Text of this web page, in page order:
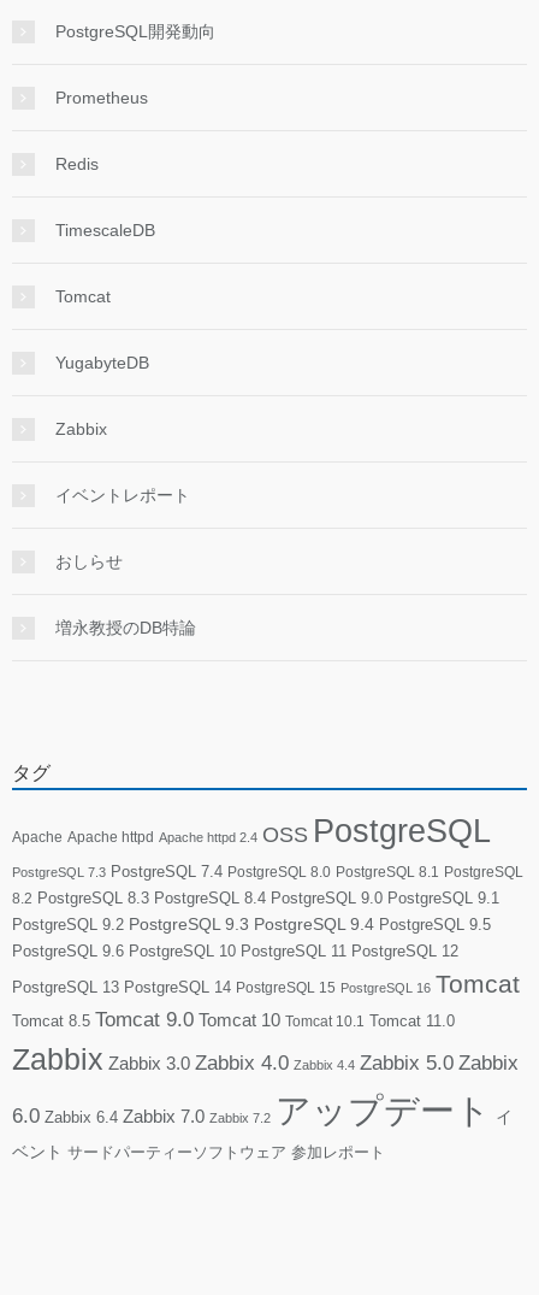
PostgreSQL開発動向
Prometheus
Redis
TimescaleDB
Tomcat
YugabyteDB
Zabbix
イベントレポート
おしらせ
増永教授のDB特論
タグ
Apache Apache httpd Apache httpd 2.4 OSS PostgreSQL
PostgreSQL 7.3 PostgreSQL 7.4 PostgreSQL 8.0 PostgreSQL 8.1
PostgreSQL
8.2 PostgreSQL 8.3 PostgreSQL 8.4 PostgreSQL 9.0 PostgreSQL 9.1
PostgreSQL 9.2 PostgreSQL 9.3 PostgreSQL 9.4 PostgreSQL 9.5
PostgreSQL 9.6 PostgreSQL 10 PostgreSQL 11 PostgreSQL 12
PostgreSQL 13 PostgreSQL 14 PostgreSQL 15 PostgreSQL 16 Tomcat
Tomcat 8.5 Tomcat 9.0 Tomcat 10 Tomcat 10.1 Tomcat 11.0
Zabbix Zabbix 3.0 Zabbix 4.0 Zabbix 4.4 Zabbix 5.0 Zabbix
6.0 Zabbix 6.4 Zabbix 7.0 Zabbix 7.2 アップデート
イ
ベント サードパーティーソフトウェア 参加レポート